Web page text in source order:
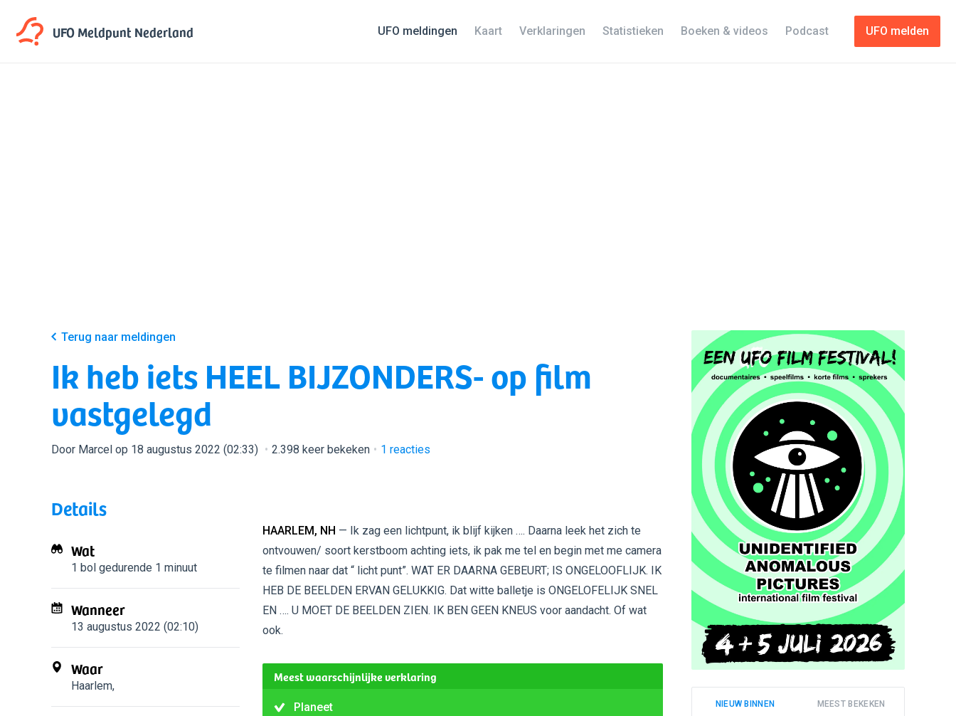
UFO MeldpuntNederland UFO melden
UFO meldingen Kaart Verklaringen Statistieken Boeken & videos Podcast
Terug naar meldingen
Ik heb iets HEEL BIJZONDERS- op film
vastgelegd
Door Marcel op 18 augustus 2022 (02:33) 2.398 keer bekeken 1 reacties
Details
Wat
1 bol gedurende 1 minuut
Wanneer
13 augustus 2022 (02:10)
Waar
Haarlem,
HAARLEM, NH — Ik zag een lichtpunt, ik blijf kijken …. Daarna leek het zich te
ontvouwen/ soort kerstboom achting iets, ik pak me tel en begin met me camera
te filmen naar dat “ licht punt”. WAT ER DAARNA GEBEURT; IS ONGELOOFLIJK. IK
HEB DE BEELDEN ERVAN GELUKKIG. Dat witte balletje is ONGELOFELIJK SNEL
EN …. U MOET DE BEELDEN ZIEN. IK BEN GEEN KNEUS voor aandacht. Of wat
ook.
Meest waarschijnlijke verklaring
Planeet
NIEUW BINNEN MEEST BEKEKEN